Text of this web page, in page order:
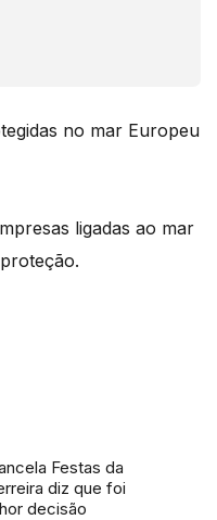
no mar Europeu
ligadas ao mar
Festas da
diz que foi
decisão